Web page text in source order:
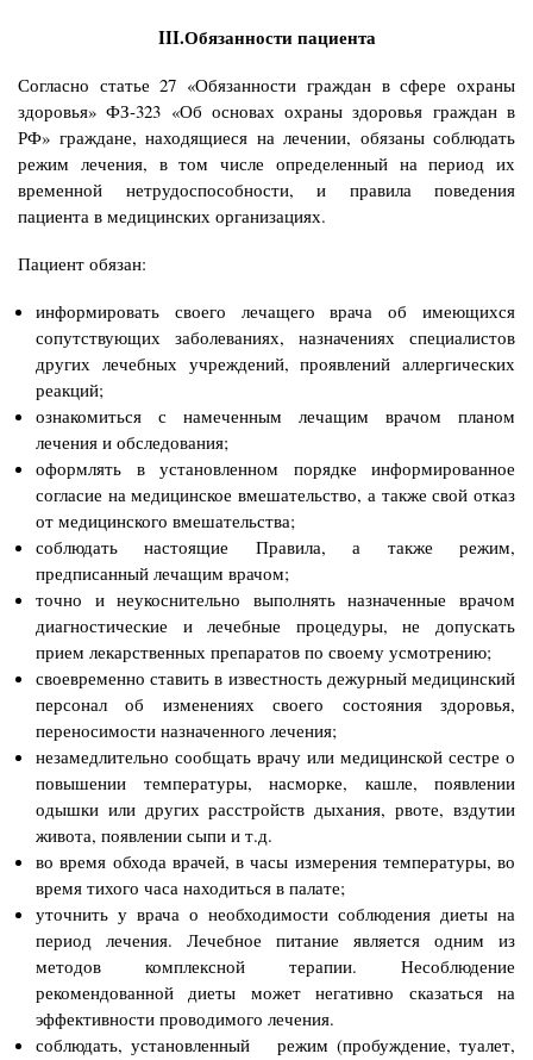
III.Обязанности пациента
Согласно статье 27 «Обязанности граждан в сфере охраны
здоровья» ФЗ-323 «Об основах охраны здоровья граждан в
РФ» граждане, находящиеся на лечении, обязаны соблюдать
режим лечения, в том числе определенный на период их
временной нетрудоспособности, и правила поведения
пациента в медицинских организациях.
Пациент обязан:
информировать своего лечащего врача об имеющихся
сопутствующих заболеваниях, назначениях специалистов
других лечебных учреждений, проявлений аллергических
реакций;
ознакомиться с намеченным лечащим врачом планом
лечения и обследования;
оформлять в установленном порядке информированное
согласие на медицинское вмешательство, а также свой отказ
от медицинского вмешательства;
соблюдать настоящие Правила, а также режим,
предписанный лечащим врачом;
точно и неукоснительно выполнять назначенные врачом
диагностические и лечебные процедуры, не допускать
прием лекарственных препаратов по своему усмотрению;
своевременно ставить в известность дежурный медицинский
персонал об изменениях своего состояния здоровья,
переносимости назначенного лечения;
незамедлительно сообщать врачу или медицинской сестре о
повышении температуры, насморке, кашле, появлении
одышки или других расстройств дыхания, рвоте, вздутии
живота, появлении сыпи и т.д.
во время обхода врачей, в часы измерения температуры, во
время тихого часа находиться в палате;
уточнить у врача о необходимости соблюдения диеты на
период лечения. Лечебное питание является одним из
методов комплексной терапии. Несоблюдение
рекомендованной диеты может негативно сказаться на
эффективности проводимого лечения.
соблюдать, установленный режим (пробуждение, туалет,